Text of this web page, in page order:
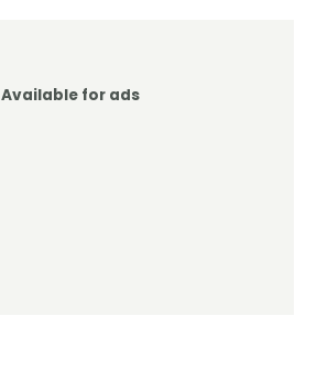
Available for ads